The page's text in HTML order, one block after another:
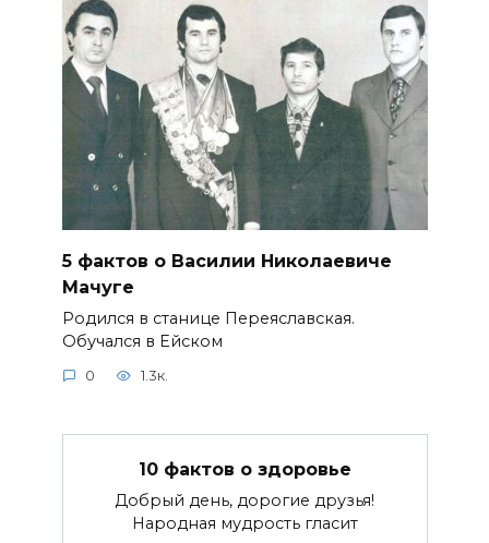
5 фактов о Василии Николаевиче
Мачуге
Родился в станице Переяславская.
Обучался в Ейском
0 1.3к.
10 фактов о здоровье
Добрый день, дорогие друзья!
Народная мудрость гласит